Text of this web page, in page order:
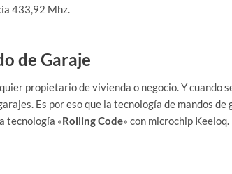
433,92 Mhz.
de Garaje
propietario de vivienda o negocio. Y cuando
Es por eso que la tecnología de mandos
tecnología «Rolling Code» con microchip Keeloq.